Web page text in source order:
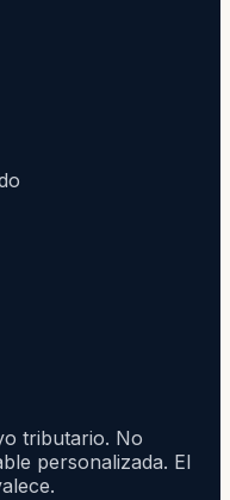
tributario. No
personalizada. El